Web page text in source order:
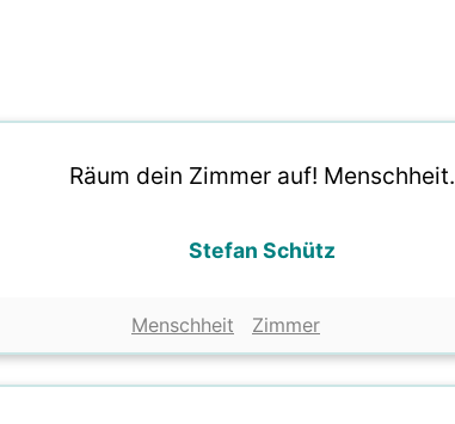
Räum dein Zimmer auf! Menschheit.
Stefan Schütz
Menschheit Zimmer